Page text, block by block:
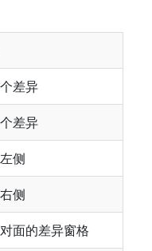
差异
差异
侧
侧
面的差异窗格